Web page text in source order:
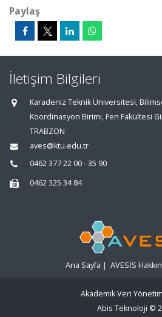
Paylaş
İletişim Bilgileri
Karadeniz Teknik Üniversitesi,
Koordinasyon Birimi, Fen Fakültesi
TRABZON
aves@ktu.edu.tr
0462 377 22 00 - 35 90
0462 325 34 84
Ana Sayfa | AVESİS
Akademik Veri
Abis Teknoloji ©